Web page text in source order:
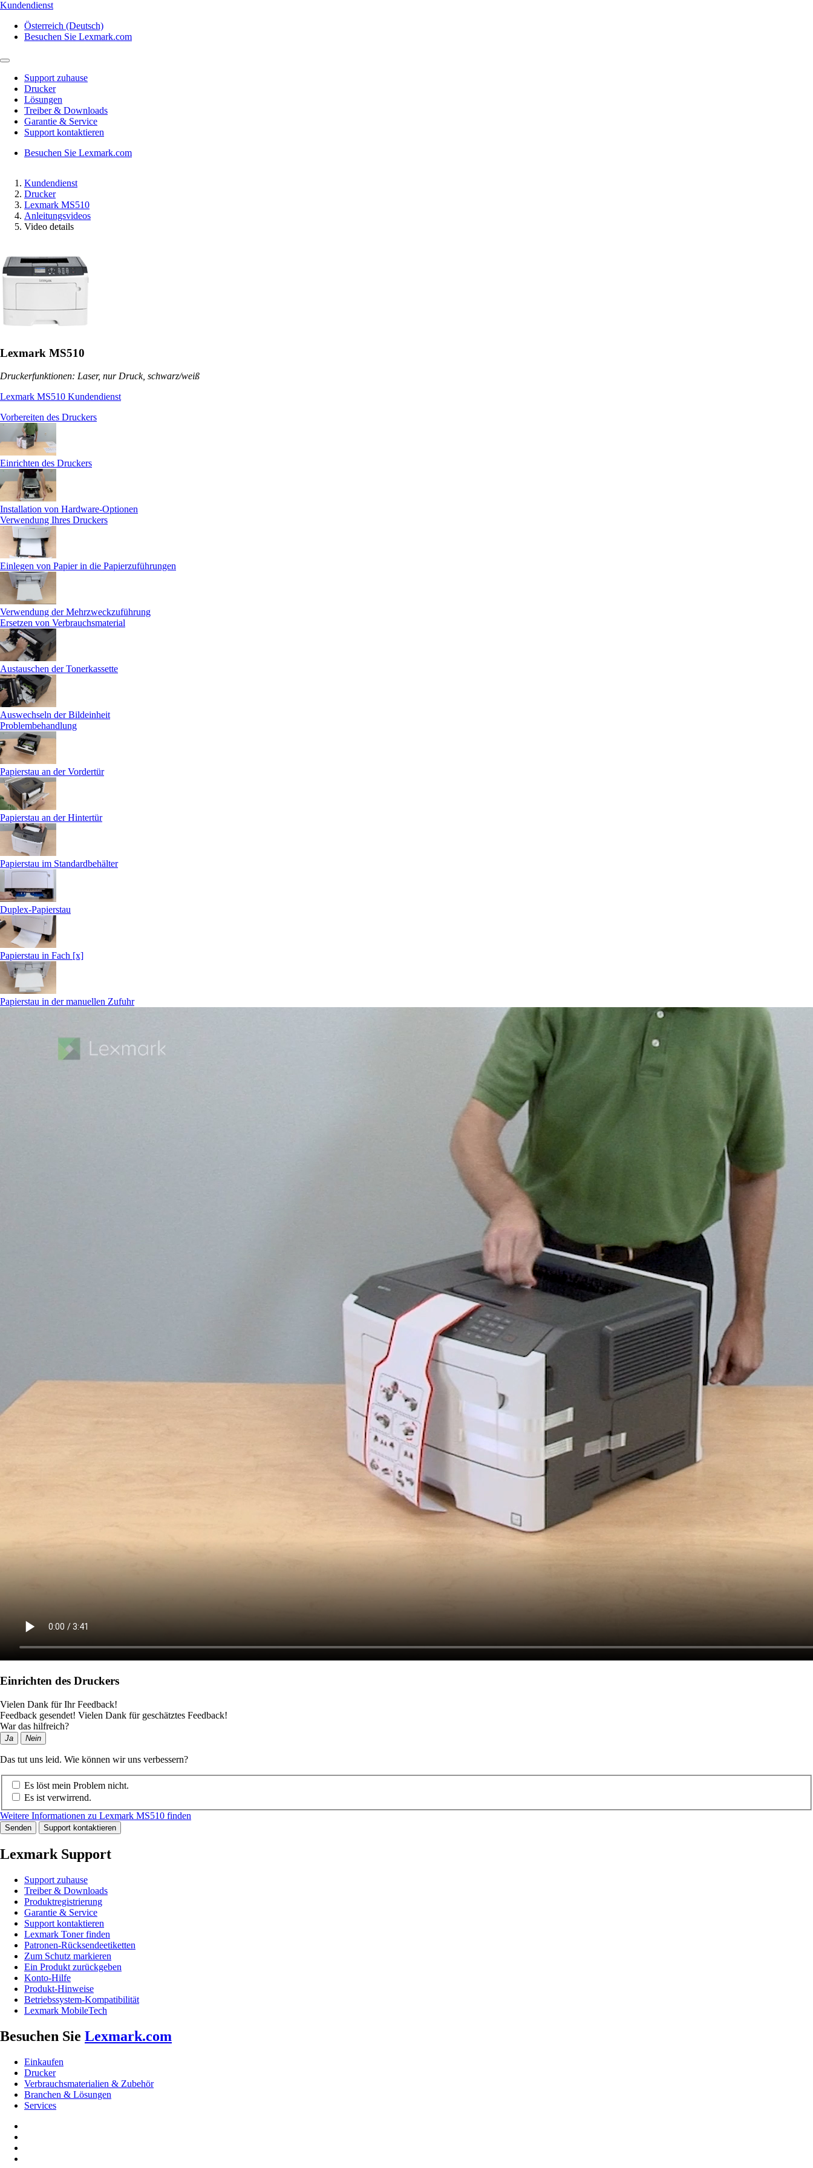
Kundendienst
Österreich (Deutsch)
Besuchen Sie Lexmark.com
Support zuhause
Drucker
Lösungen
Treiber & Downloads
Garantie & Service
Support kontaktieren
Besuchen Sie Lexmark.com
Kundendienst
Drucker
Lexmark MS510
Anleitungsvideos
Video details
Lexmark MS510
Druckerfunktionen: Laser, nur Druck, schwarz/weiß
Lexmark MS510 Kundendienst
Vorbereiten des Druckers
Einrichten des Druckers
Installation von Hardware-Optionen
Verwendung Ihres Druckers
Einlegen von Papier in die Papierzuführungen
Verwendung der Mehrzweckzuführung
Ersetzen von Verbrauchsmaterial
Austauschen der Tonerkassette
Auswechseln der Bildeinheit
Problembehandlung
Papierstau an der Vordertür
Papierstau an der Hintertür
Papierstau im Standardbehälter
Duplex-Papierstau
Papierstau in Fach [x]
Papierstau in der manuellen Zufuhr
Einrichten des Druckers
Vielen Dank für Ihr Feedback!
Feedback gesendet! Vielen Dank für geschätztes Feedback!
War das hilfreich?
Ja Nein
Das tut uns leid. Wie können wir uns verbessern?
Es löst mein Problem nicht.
Es ist verwirrend.
Weitere Informationen zu Lexmark MS510 finden
Senden Support kontaktieren
Lexmark Support
Support zuhause
Treiber & Downloads
Produktregistrierung
Garantie & Service
Support kontaktieren
Lexmark Toner finden
Patronen-Rücksendeetiketten
Zum Schutz markieren
Ein Produkt zurückgeben
Konto-Hilfe
Produkt-Hinweise
Betriebssystem-Kompatibilität
Lexmark MobileTech
Besuchen Sie Lexmark.com
Einkaufen
Drucker
Verbrauchsmaterialien & Zubehör
Branchen & Lösungen
Services